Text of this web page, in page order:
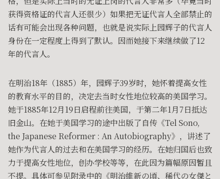
获得资格证的代言人还很少）如果把无证代言人全部禁止的
话有可能会出现各种问题，也就是说实际上园辉子的代言人
身份在一定程度上得到了默认。因而她接下来继续做了12
年的代言人。
在明治18年（1885）年，园辉子39岁时，她怀着提高女性
的教育水平的目的，决定去当时女性地位较高的美国学习。
她于1885年12月19日启程前往美国，于第二年1月7日抵达
旧金山。在她于美国学习的途中出版了自传《Tel Sono,
the Japanese Reformer : An Autobiography》，讲述了
她作为代言人的过去和在美国学习的经历。在她归国后也致
力于提高女性地位，创办学校等等，在此因为篇幅原因暂且
不提。具体可参见附录中的《明治維新の頃、稀代の女傑と